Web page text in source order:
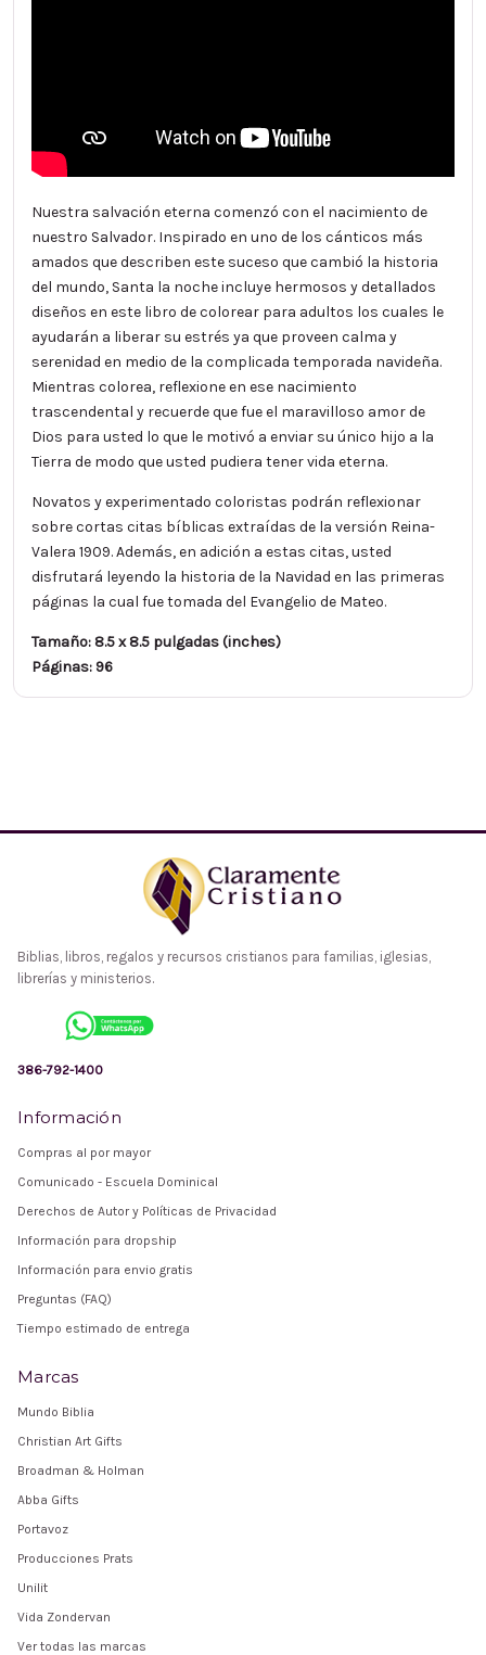
Nuestra salvación eterna comenzó con el nacimiento de
nuestro Salvador. Inspirado en uno de los cánticos más
amados que describen este suceso que cambió la historia
del mundo, Santa la noche incluye hermosos y detallados
diseños en este libro de colorear para adultos los cuales le
ayudarán a liberar su estrés ya que proveen calma y
serenidad en medio de la complicada temporada navideña.
Mientras colorea, reflexione en ese nacimiento
trascendental y recuerde que fue el maravilloso amor de
Dios para usted lo que le motivó a enviar su único hijo a la
Tierra de modo que usted pudiera tener vida eterna.
Novatos y experimentado coloristas podrán reflexionar
sobre cortas citas bíblicas extraídas de la versión Reina-
Valera 1909. Además, en adición a estas citas, usted
disfrutará leyendo la historia de la Navidad en las primeras
páginas la cual fue tomada del Evangelio de Mateo.
Tamaño: 8.5 x 8.5 pulgadas (inches)
Páginas: 96
Biblias, libros, regalos y recursos cristianos para familias, iglesias,
librerías y ministerios.
386-792-1400
Información
Compras al por mayor
Comunicado - Escuela Dominical
Derechos de Autor y Políticas de Privacidad
Información para dropship
Información para envio gratis
Preguntas (FAQ)
Tiempo estimado de entrega
Marcas
Mundo Biblia
Christian Art Gifts
Broadman & Holman
Abba Gifts
Portavoz
Producciones Prats
Unilit
Vida Zondervan
Ver todas las marcas